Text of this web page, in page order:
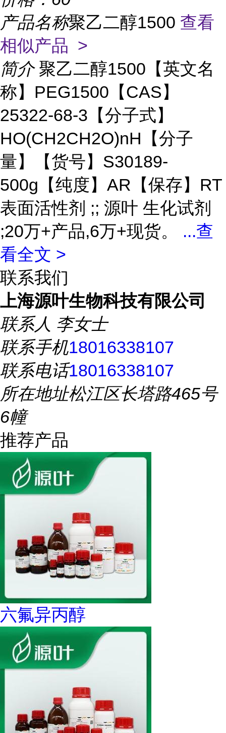
产品名称聚乙二醇1500 查看
相似产品 >
简介 聚乙二醇1500【英文名
称】PEG1500【CAS】
25322-68-3【分子式】
HO(CH2CH2O)nH【分子
量】【货号】S30189-
500g【纯度】AR【保存】RT
表面活性剂 ;; 源叶 生化试剂
;20万+产品,6万+现货。 ...查
看全文 >
联系我们
上海源叶生物科技有限公司
联系人 李女士
联系手机18016338107
联系电话18016338107
所在地址松江区长塔路465号
6幢
推荐产品
六氟异丙醇